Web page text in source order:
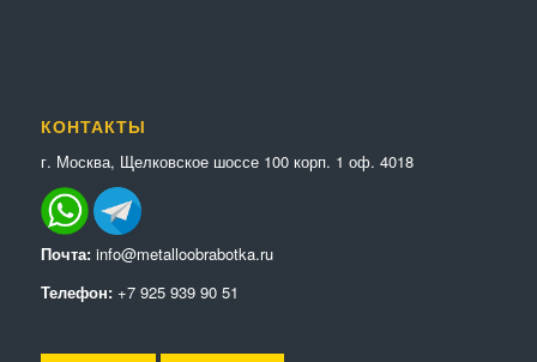
КОНТАКТЫ
г. Москва, Щелковское шоссе 100 корп. 1 оф. 4018
Почта: info@metalloobrabotka.ru
Телефон: +7 925 939 90 51